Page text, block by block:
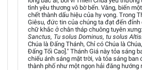
tình yêu thương vô bờ bến. Vâng, biến
chết thành dấu hiệu của hy vọng. Trong
Giêsu, đức tin của chúng ta đạt đến đỉnh
chữ khắc ở chân tháp chuông tuyên
Sanctus, Tu solus Dominus, tu solus
Chúa là Đấng Thánh, Chỉ có Chúa là
Đấng Tối Cao]." Thánh Giá này tỏa sáng
chiếu ánh sáng mặt trời, và tỏa sáng ban
thành phố như một ngọn hải đăng hướng